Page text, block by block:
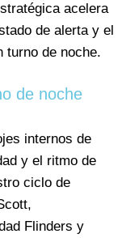
acelera
de alerta y el
turno de noche.
de noche
internos de
y el ritmo de
ciclo de
Flinders y